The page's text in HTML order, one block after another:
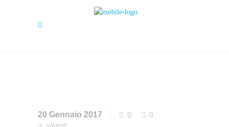
20 Gennaio 2017 0
0